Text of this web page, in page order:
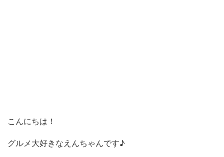
こんにちは！
グルメ大好きなえんちゃんです♪